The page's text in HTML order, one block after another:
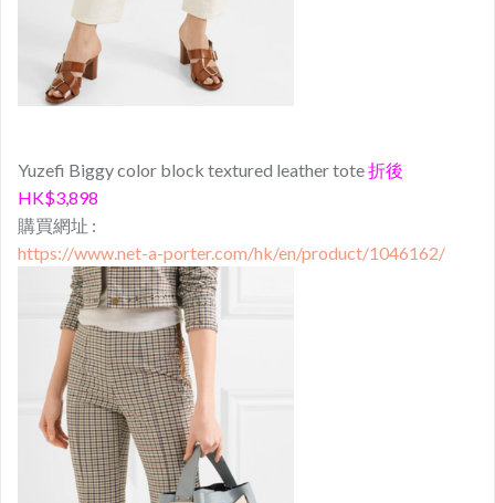
Yuzefi Biggy color block textured leather tote折後
HK$3,898
購買網址 :
https://www.net-a-porter.com/hk/en/product/1046162/